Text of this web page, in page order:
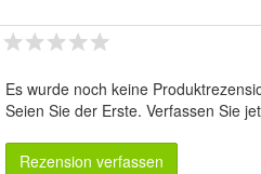
Es wurde noch keine
Seien Sie der Erste. Verfassen Sie
Rezension verfassen